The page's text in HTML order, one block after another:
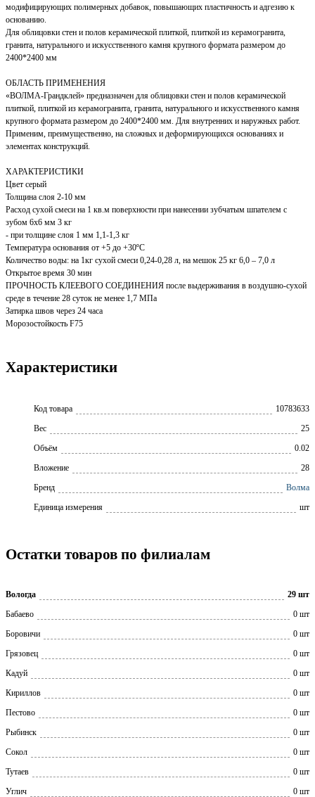
модифицирующих полимерных добавок, повышающих пластичность и адгезию к
основанию.
Для облицовки стен и полов керамической плиткой, плиткой из керамогранита,
гранита, натурального и искусственного камня крупного формата размером до
2400*2400 мм
ОБЛАСТЬ ПРИМЕНЕНИЯ
«ВОЛМА-Грандклей» предназначен для облицовки стен и полов керамической
плиткой, плиткой из керамогранита, гранита, натурального и искусственного камня
крупного формата размером до 2400*2400 мм. Для внутренних и наружных работ.
Применим, преимущественно, на сложных и деформирующихся основаниях и
элементах конструкций.
ХАРАКТЕРИСТИКИ
Цвет серый
Толщина слоя 2-10 мм
Расход сухой смеси на 1 кв.м поверхности при нанесении зубчатым шпателем с
зубом 6х6 мм 3 кг
- при толщине слоя 1 мм 1,1-1,3 кг
Температура основания от +5 до +30ºС
Количество воды: на 1кг сухой смеси 0,24-0,28 л, на мешок 25 кг 6,0 – 7,0 л
Открытое время 30 мин
ПРОЧНОСТЬ КЛЕЕВОГО СОЕДИНЕНИЯ после выдерживания в воздушно-сухой
среде в течение 28 суток не менее 1,7 МПа
Затирка швов через 24 часа
Морозостойкость F75
Характеристики
Код товара
10783633
Вес
25
Объём
0.02
Вложение
28
Бренд
Волма
Единица измерения
шт
Остатки товаров по филиалам
Вологда
29 шт
Бабаево
0 шт
Боровичи
0 шт
Грязовец
0 шт
Кадуй
0 шт
Кириллов
0 шт
Пестово
0 шт
Рыбинск
0 шт
Сокол
0 шт
Тутаев
0 шт
Углич
0 шт